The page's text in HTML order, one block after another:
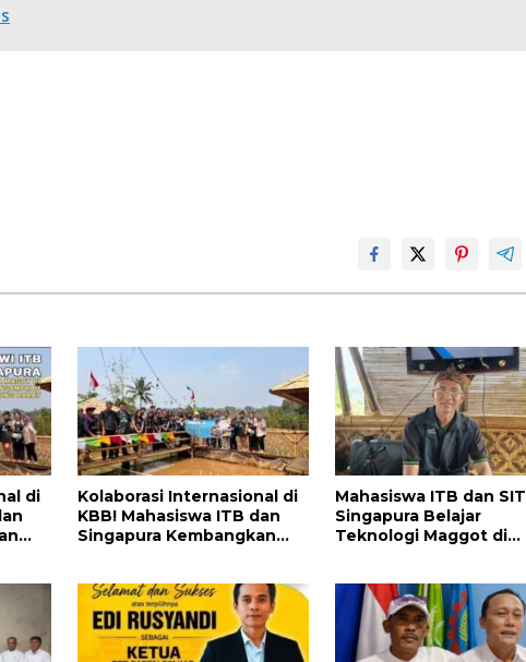
di
Kolaborasi Internasional di
KBB! Mahasiswa ITB dan
Singapura Kembangkan
Lingkungan
Mahasiswa ITB dan SIT
Singapura Belajar
Teknologi Maggot di
Berkelanjutan